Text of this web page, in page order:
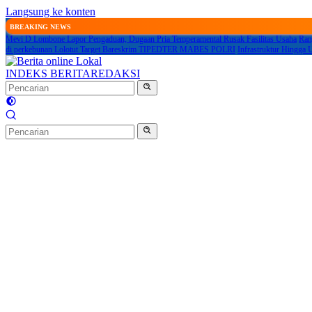
Langsung ke konten
BREAKING NEWS
Mevi D Lombone Lapor Pengaduan, Dugaan Pria Temperamental Rusak Fasilitas Usaha
di perkebunan Lolotut Target Bareskrim TIPEDTER MABES POLRI
Infrastruktur Hingga
INDEKS BERITAREDAKSI